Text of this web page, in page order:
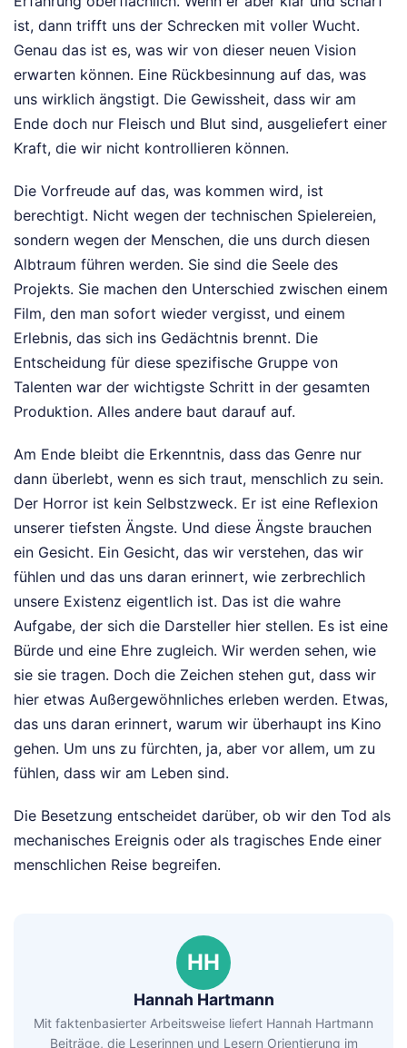
ist, dann trifft uns der Schrecken mit voller Wucht.
Genau das ist es, was wir von dieser neuen Vision
erwarten können. Eine Rückbesinnung auf das, was
uns wirklich ängstigt. Die Gewissheit, dass wir am
Ende doch nur Fleisch und Blut sind, ausgeliefert einer
Kraft, die wir nicht kontrollieren können.
Die Vorfreude auf das, was kommen wird, ist
berechtigt. Nicht wegen der technischen Spielereien,
sondern wegen der Menschen, die uns durch diesen
Albtraum führen werden. Sie sind die Seele des
Projekts. Sie machen den Unterschied zwischen einem
Film, den man sofort wieder vergisst, und einem
Erlebnis, das sich ins Gedächtnis brennt. Die
Entscheidung für diese spezifische Gruppe von
Talenten war der wichtigste Schritt in der gesamten
Produktion. Alles andere baut darauf auf.
Am Ende bleibt die Erkenntnis, dass das Genre nur
dann überlebt, wenn es sich traut, menschlich zu sein.
Der Horror ist kein Selbstzweck. Er ist eine Reflexion
unserer tiefsten Ängste. Und diese Ängste brauchen
ein Gesicht. Ein Gesicht, das wir verstehen, das wir
fühlen und das uns daran erinnert, wie zerbrechlich
unsere Existenz eigentlich ist. Das ist die wahre
Aufgabe, der sich die Darsteller hier stellen. Es ist eine
Bürde und eine Ehre zugleich. Wir werden sehen, wie
sie sie tragen. Doch die Zeichen stehen gut, dass wir
hier etwas Außergewöhnliches erleben werden. Etwas,
das uns daran erinnert, warum wir überhaupt ins Kino
gehen. Um uns zu fürchten, ja, aber vor allem, um zu
fühlen, dass wir am Leben sind.
Die Besetzung entscheidet darüber, ob wir den Tod als
mechanisches Ereignis oder als tragisches Ende einer
menschlichen Reise begreifen.
HH
Hannah Hartmann
Mit faktenbasierter Arbeitsweise liefert Hannah Hartmann
Beiträge, die Leserinnen und Lesern Orientierung im